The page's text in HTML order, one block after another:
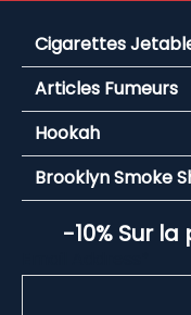
Cigarettes
Articles Fumeurs
Hookah
Brooklyn Smoke
-10% Sur